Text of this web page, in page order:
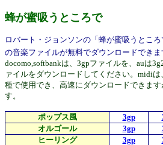
蜂が蜜吸うところで
ロバート・ジョンソンの「蜂が蜜吸うとこ
の音楽ファイルが無料でダウンロードできま
docomo,softbankは、3gpファイルを、auは
ァイルをダウンロードしてください。midi
種で使用でき、高速にダウンロードできま
す。
ポップス風 3gp
オルゴール
3gp
ヒーリング
3gp